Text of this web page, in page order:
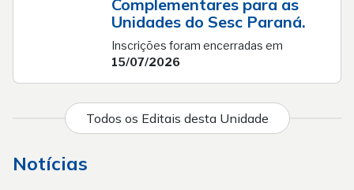
Complementares para as
Unidades do Sesc Paraná.
Inscrições foram encerradas em
15/07/2026
Todos os Editais desta Unidade
Notícias